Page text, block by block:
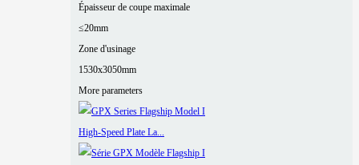
Épaisseur de coupe maximale
≤20mm
Zone d'usinage
1530x3050mm
More parameters